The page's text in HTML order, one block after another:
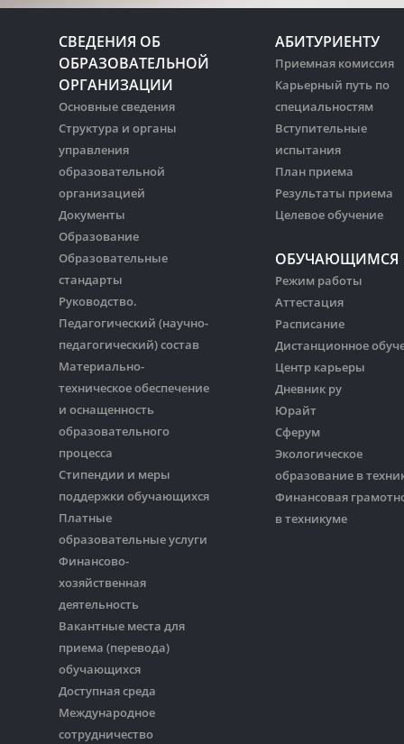
СВЕДЕНИЯ ОБ
ОБРАЗОВАТЕЛЬНОЙ
ОРГАНИЗАЦИИ
Основные сведения
Структура и органы
управления
образовательной
организацией
Документы
Образование
Образовательные
стандарты
Руководство.
Педагогический (научно-
педагогический) состав
Материально-
техническое обеспечение
и оснащенность
образовательного
процесса
Стипендии и меры
поддержки обучающихся
Платные
образовательные услуги
Финансово-
хозяйственная
деятельность
Вакантные места для
приема (перевода)
обучающихся
Доступная среда
Международное
сотрудничество
АБИТУРИЕНТУ
Приемная комиссия
Карьерный путь по
специальностям
Вступительные
испытания
План приема
Результаты приема
Целевое обучение
ОБУЧАЮЩИМСЯ
Режим работы
Аттестация
Расписание
Дистанционное
Центр карьеры
Дневник ру
Юрайт
Сферум
Экологическое
образование в
Финансовая
в техникуме